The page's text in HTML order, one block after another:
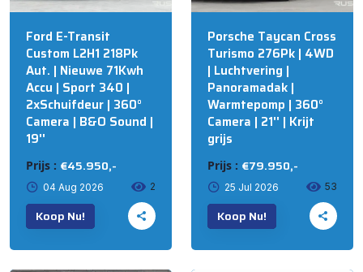
Ford E-Transit
Custom L2H1 218Pk
Aut. | Nieuwe 71Kwh
Accu | Sport 340 |
2xSchuifdeur | 360°
Camera | B&O Sound |
19''
Prijs : €45.950,-
04 Aug 2026 2
Koop Nu!
Porsche Taycan Cross
Turismo 276Pk | 4WD
| Luchtvering |
Panoramadak |
Warmtepomp | 360°
Camera | 21'' | Krijt
grijs
Prijs : €79.950,-
25 Jul 2026 53
Koop Nu!